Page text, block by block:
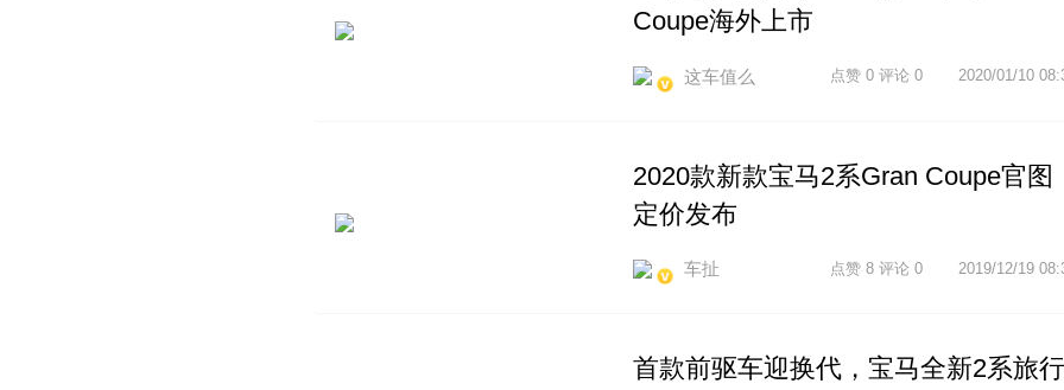
Coupe海外上市
这车值么 2020/01/10
点赞 0 评论 0
2020款新款宝马2系Gran Coupe官图
定价发布
车扯 2019/12/19
点赞 8 评论 0
首款前驱车迎换代，宝马全新2系旅行